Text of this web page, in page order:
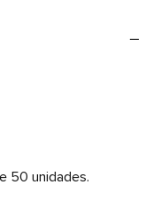
50 unidades.